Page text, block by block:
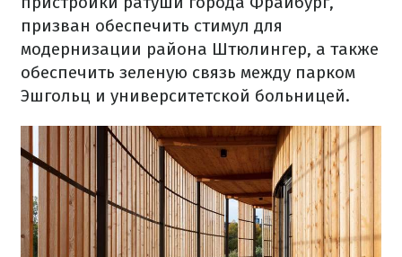
призван обеспечить стимул для
модернизации района Штюлингер, а также
обеспечить зеленую связь между парком
Эшгольц и университетской больницей.